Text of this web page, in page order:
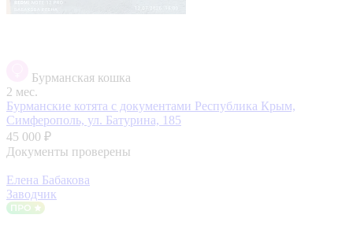
Бурманская кошка
2 мес.
Бурманские котята с документами Республика Крым,
Симферополь, ул. Батурина, 185
45 000 ₽
Документы проверены
Елена Бабакова
Заводчик